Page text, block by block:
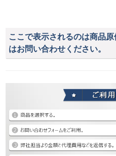
ここで表示されるのは商品
はお問い合わせください。